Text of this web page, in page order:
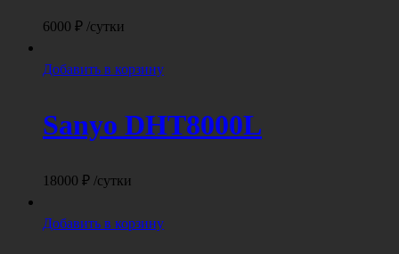
6000 ₽ /сутки
Добавить в корзину
Sanyo DHT8000L
18000 ₽ /сутки
Добавить в корзину